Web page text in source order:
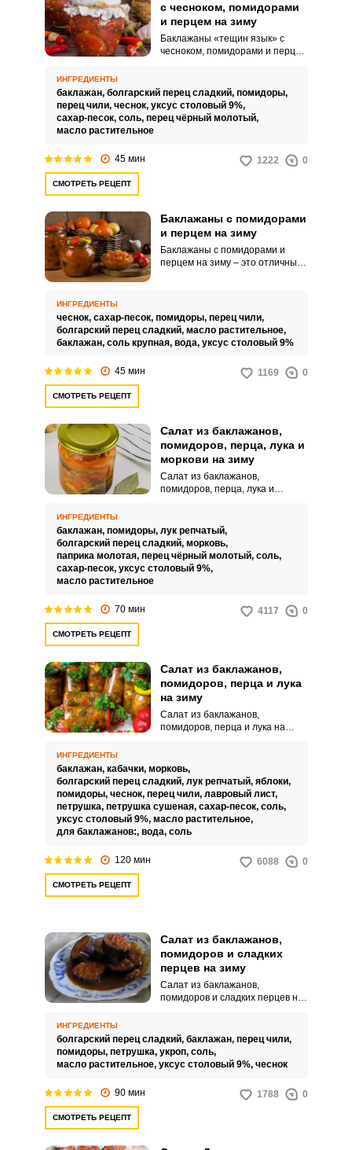
с чесноком, помидорами
и перцем на зиму
Баклажаны «тещин язык» с
чесноком, помидорами и перцем
острых закусок. Такой продукт
подходит для длительного
хранения и порадует
ИНГРЕДИЕНТЫ
баклажан, болгарский перец сладкий, помидоры,
перец чили, чеснок, уксус столовый 9%,
сахар-песок, соль, перец чёрный молотый,
масло растительное
45 мин 1222 0
СМОТРЕТЬ РЕЦЕПТ
Баклажаны с помидорами
и перцем на зиму
Баклажаны с помидорами и
перцем на зиму – это отличный
собранный на даче или
приусадебном участке. К слову,
вместе с овощами, вы
сохраняете запас летних
ИНГРЕДИЕНТЫ
чеснок, сахар-песок, помидоры, перец чили,
болгарский перец сладкий, масло растительное,
баклажан, соль крупная, вода, уксус столовый 9%
45 мин 1169 0
СМОТРЕТЬ РЕЦЕПТ
Салат из баклажанов,
помидоров, перца, лука и
моркови на зиму
Салат из баклажанов,
помидоров, перца, лука и
вкусная заготовка для вашего
стола. Угощение порадует
удивительной сочностью и
аппетитным внешним видом.
ИНГРЕДИЕНТЫ
баклажан, помидоры, лук репчатый,
болгарский перец сладкий, морковь,
паприка молотая, перец чёрный молотый, соль,
сахар-песок, уксус столовый 9%,
масло растительное
70 мин 4117 0
СМОТРЕТЬ РЕЦЕПТ
Салат из баклажанов,
помидоров, перца и лука
на зиму
Салат из баклажанов,
помидоров, перца и лука на
летних овощей на зимний
период, но и очень вкусная
закуска, которая может быть
использована как в виде салата,
дополняющего второе блюдо,
так и в виде заготовки, которую
приготовлении различных блюд
с мясом или рыбой. Также такой
спелые, мясистые помидоры.
ИНГРЕДИЕНТЫ
баклажан, кабачки, морковь,
болгарский перец сладкий, лук репчатый, яблоки,
помидоры, чеснок, перец чили, лавровый лист,
петрушка, петрушка сушеная, сахар-песок, соль,
уксус столовый 9%, масло растительное,
для баклажанов:, вода, соль
120 мин 6088 0
СМОТРЕТЬ РЕЦЕПТ
Салат из баклажанов,
помидоров и сладких
перцев на зиму
Салат из баклажанов,
помидоров и сладких перцев на
стопроцентно понравится
любителям острых закусок. При
желании количество остроты
ИНГРЕДИЕНТЫ
болгарский перец сладкий, баклажан, перец чили,
помидоры, петрушка, укроп, соль,
масло растительное, уксус столовый 9%, чеснок
90 мин 1788 0
СМОТРЕТЬ РЕЦЕПТ